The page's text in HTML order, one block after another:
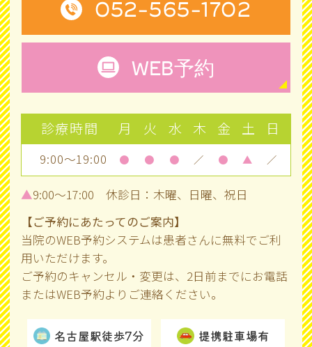
052-565-1702
WEB予約
診療時間 月 火 水 木 金 土 日
9:00～19:00 ● ● ● ／ ● ▲ ／
▲9:00～17:00 休診日：木曜、日曜、祝日
【ご予約にあたってのご案内】
当院のWEB予約システムは患者さんに無料でご利
用いただけます。
ご予約のキャンセル・変更は、2日前までにお電話
またはWEB予約よりご連絡ください。
名古屋駅徒歩7分 提携駐車場有